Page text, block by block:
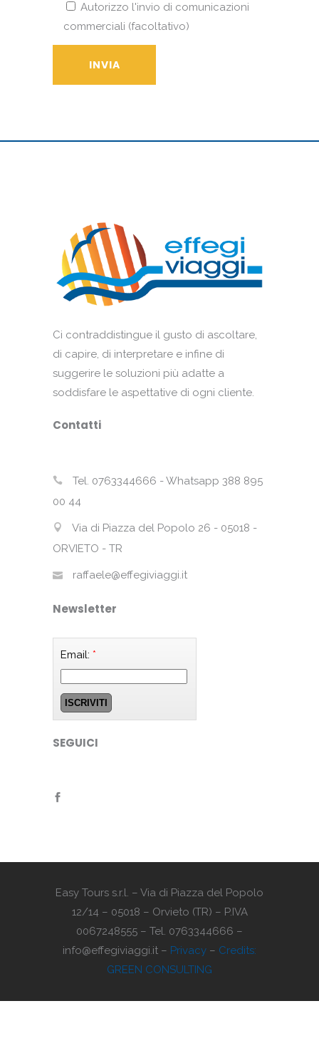
Autorizzo l'invio di comunicazioni
commerciali (facoltativo)
Ci contraddistingue il gusto di ascoltare,
di capire, di interpretare e infine di
suggerire le soluzioni più adatte a
soddisfare le aspettative di ogni cliente.
Contatti
Tel. 0763344666 - Whatsapp 388 895
00 44
Via di Piazza del Popolo 26 - 05018 -
ORVIETO - TR
raffaele@effegiviaggi.it
Newsletter
Email: *
SEGUICI
Easy Tours s.r.l. – Via di Piazza del Popolo
12/14 – 05018 – Orvieto (TR) – P.IVA
0067248555 – Tel. 0763344666 –
info@effegiviaggi.it – Privacy – Credits:
GREEN CONSULTING